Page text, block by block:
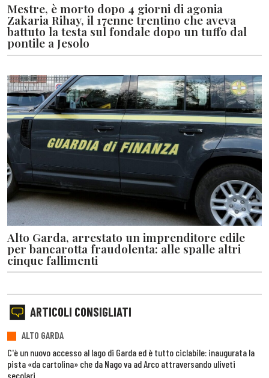
Mestre, è morto dopo 4 giorni di agonia
Zakaria Rihay, il 17enne trentino che aveva
battuto la testa sul fondale dopo un tuffo dal
pontile a Jesolo
Alto Garda, arrestato un imprenditore edile
per bancarotta fraudolenta: alle spalle altri
cinque fallimenti
ARTICOLI CONSIGLIATI
ALTO GARDA
C'è un nuovo accesso al lago di Garda ed è tutto ciclabile: inaugurata la
pista «da cartolina» che da Nago va ad Arco attraversando uliveti
secolari